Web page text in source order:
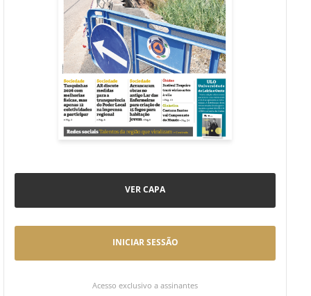
VER CAPA
INICIAR SESSÃO
Acesso exclusivo a assinantes